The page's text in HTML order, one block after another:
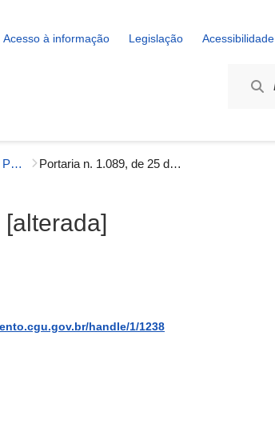
Acesso à informação Legislação Acessibilidade
Portarias Normativas - Prevenção da Corrupção, Integridade e Transparência Pública Portaria n. 1.089, de 25 de abril de 2018 [alterada]
handle/1/1238